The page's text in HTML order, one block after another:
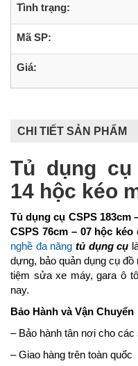
Tình trạng:
Mã SP:
Giá:
CHI TIẾT SẢN PHẨM
Tủ dụng cụ
14 hộc kéo
Tủ dụng cụ CSPS 183cm
CSPS 76cm – 07 hộc kéo
nghề đa năng tủ dụng cụ
dựng, bảo quản dụng cụ
tiệm sửa xe máy, gara ô
nay.
Bảo Hành và Vận Chuyển
– Bảo hành tân nơi cho
– Giao hàng trên toàn quốc